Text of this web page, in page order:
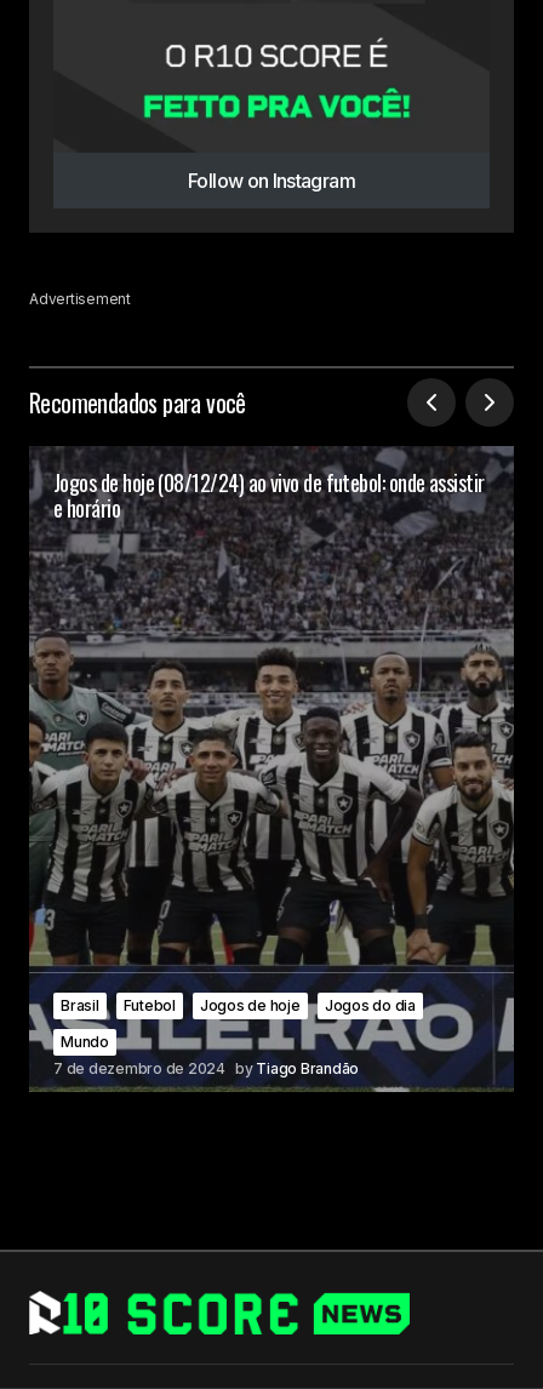
Follow on Instagram
Advertisement
Recomendados para você
Jogos de hoje (08/12/24) ao vivo de futebol: onde assistir
e horário
Brasil Futebol Jogos de hoje
Jogos do dia
Mundo
7 de dezembro de 2024 by Tiago Brandão